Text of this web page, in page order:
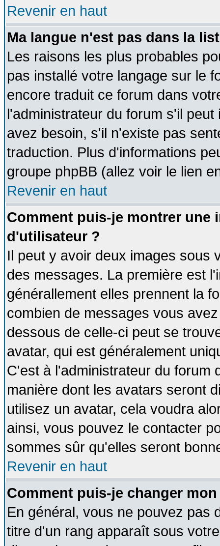
Revenir en haut
Ma langue n'est pas dans la
Les raisons les plus probables
pas installé votre langage sur le
encore traduit ce forum dans
l'administrateur du forum s'il
avez besoin, s'il n'existe pas
traduction. Plus d'informations
groupe phpBB (allez voir le lien
Revenir en haut
Comment puis-je montrer une
d'utilisateur ?
Il peut y avoir deux images sous
des messages. La première est
générallement elles prennent la
combien de messages vous
dessous de celle-ci peut se
avatar, qui est généralement
C'est à l'administrateur du forum
manière dont les avatars seront
utilisez un avatar, cela voudra
ainsi, vous pouvez le contacter
sommes sûr qu'elles seront
Revenir en haut
Comment puis-je changer
En général, vous ne pouvez pas
titre d'un rang apparaît sous